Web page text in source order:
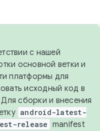
с нашей
основной ветки и
платформы для
исходный код в
сборки и внесения
android-latest-
release manifest